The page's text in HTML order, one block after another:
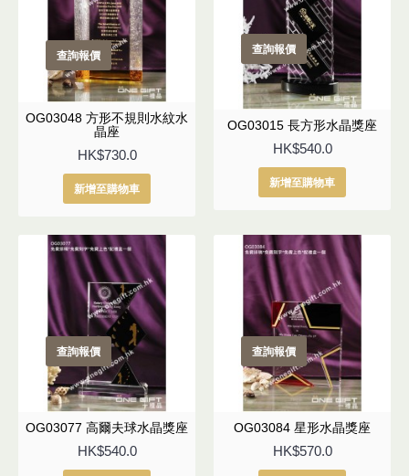
OG03048 方形不規則水紋水
晶座
HK$730.0
新增至購物車
查詢報價
OG03015 長方形水晶獎座
HK$540.0
新增至購物車
查詢報價
OG03077 高爾夫球水晶獎座
HK$540.0
查詢報價
OG03084 星形水晶獎座
HK$570.0
查詢報價